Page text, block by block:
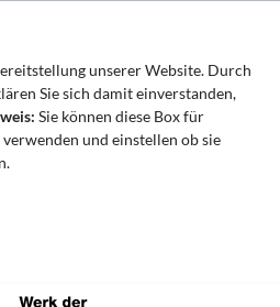
unserer Website. Durch
Sie sich damit einverstanden,
Sie können diese Box für
und einstellen ob sie